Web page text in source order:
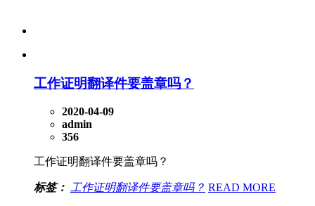
工作证明翻译件要盖章吗？
2020-04-09
admin
356
工作证明翻译件要盖章吗？
标签： 工作证明翻译件要盖章吗？ READ MORE